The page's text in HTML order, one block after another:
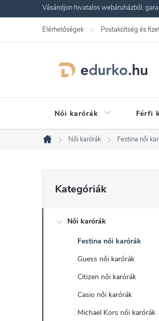
a
Vásároljon hivatalos webáruházból,
Elérhetőségek Postaköltség és
Női karórák Férfi
Kezdőlap
Női karórák Festina női
O
l
átugrása
Kategóriák
Női karórák
Festina női karórák
Guess női karórák
Citizen női karórák
Casio női karórák
Michael Kors női karórák